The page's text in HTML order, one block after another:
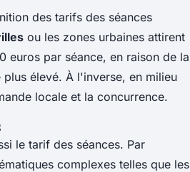
des tarifs des séances
ou les zones urbaines attirent
euros par séance, en raison de la
élevé. À l'inverse, en milieu
locale et la concurrence.
le tarif des séances. Par
complexes telles que les